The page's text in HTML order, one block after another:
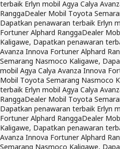
terbaik Erlyn mobil Agya Calya
RanggaDealer Mobil Toyota
Dapatkan penawaran terbaik Erlyn
Fortuner Alphard RanggaDealer
Kaligawe, Dapatkan penawaran
Avanza Innova Fortuner Alphard
Semarang Nasmoco Kaligawe,
mobil Agya Calya Avanza Innova
Mobil Toyota Semarang Nasmoco
terbaik Erlyn mobil Agya Calya
RanggaDealer Mobil Toyota
Dapatkan penawaran terbaik Erlyn
Fortuner Alphard RanggaDealer
Kaligawe, Dapatkan penawaran
Avanza Innova Fortuner Alphard
Semarang Nasmoco Kaligawe,